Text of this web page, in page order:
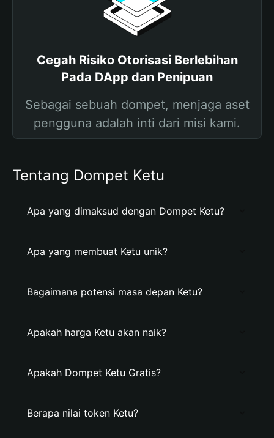
Cegah Risiko Otorisasi Berlebihan
Pada DApp dan Penipuan
Sebagai sebuah dompet, menjaga aset
pengguna adalah inti dari misi kami.
Tentang Dompet Ketu
Apa yang dimaksud dengan Dompet Ketu?
Apa yang membuat Ketu unik?
Bagaimana potensi masa depan Ketu?
Apakah harga Ketu akan naik?
Apakah Dompet Ketu Gratis?
Berapa nilai token Ketu?